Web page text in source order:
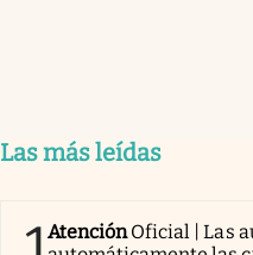
Las más leídas
AtenciónOficial | Las